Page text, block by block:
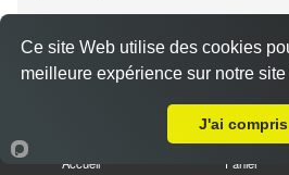
Accueil Panier
Ce site Web utilise des cookies
meilleure expérience sur notre
J'ai compris